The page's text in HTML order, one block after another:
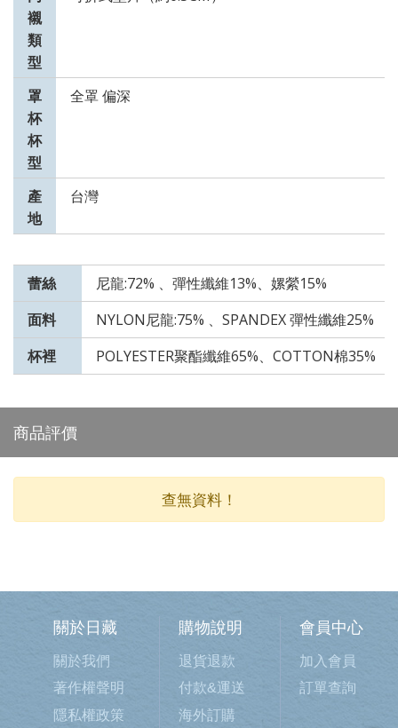
襯
類
型
罩
杯
杯
型
全罩 偏深
產
地
台灣
蕾絲
尼龍:72% 、彈性纖維13%、嫘縈15%
面料
NYLON尼龍:75% 、SPANDEX 彈性纖維25%
杯裡
POLYESTER聚酯纖維65%、COTTON棉35%
商品評價
查無資料！
關於日藏
關於我們
著作權聲明
隱私權政策
購物說明
退貨退款
付款&運送
海外訂購
會員中心
加入會員
訂單查詢